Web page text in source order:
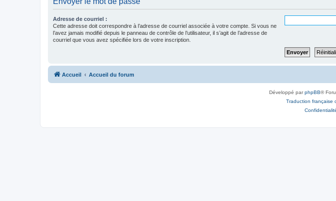
Adresse de courriel :
Cette adresse doit correspondre à l’adresse de courriel associée à votre compte. Si vous ne
l’avez jamais modifié depuis le panneau de contrôle de l’utilisateur, il s’agit de l’adresse de
courriel que vous avez spécifiée lors de votre inscription.
Accueil Accueil du forum
Développé parphpBB®
Traduction française